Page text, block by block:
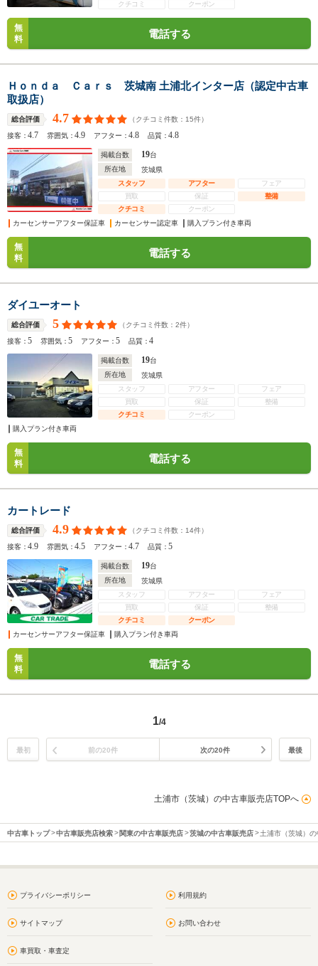
クチコミ
クーポン
無
料
電話する
Ｈｏｎｄａ Ｃａｒｓ 茨城南 土浦北インター店（認定中古車
取扱店）
総合評価 4.7 （クチコミ件数： 15件）
接客：4.7 雰囲気：4.9 アフター：4.8 品質：4.8
掲載台数 19台
所在地
茨城県
スタッフ
アフター
フェア
買取
保証
整備
クチコミ
クーポン
カーセンサーアフター保証車
カーセンサー認定車 購入プラン付き車両
無
料
電話する
ダイユーオート
総合評価 5 （クチコミ件数： 2件）
接客：5 雰囲気：5 アフター：5 品質：4
掲載台数 19台
所在地
茨城県
スタッフ
アフター
フェア
買取
保証
整備
クチコミ
クーポン
購入プラン付き車両
無
料
電話する
カートレード
総合評価 4.9 （クチコミ件数： 14件）
接客：4.9 雰囲気：4.5 アフター：4.7 品質：5
掲載台数 19台
所在地
茨城県
スタッフ
アフター
フェア
買取
保証
整備
クチコミ
クーポン
カーセンサーアフター保証車
購入プラン付き車両
無
料
電話する
1/4
最初 前の20件 次の20件 最後
土浦市（茨城）の中古車販売店TOPへ
中古車トップ 中古車販売店検索 関東の中古車販売店 茨城の中古車販売店 土浦市（茨城）
プライバシーポリシー 利用規約
サイトマップ お問い合わせ
車買取・車査定